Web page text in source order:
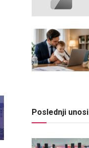
Poslednji unosi